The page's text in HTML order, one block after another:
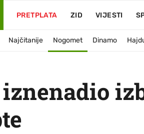
PRETPLATA ZID VIJESTI
Najčitanije Nogomet Dinamo